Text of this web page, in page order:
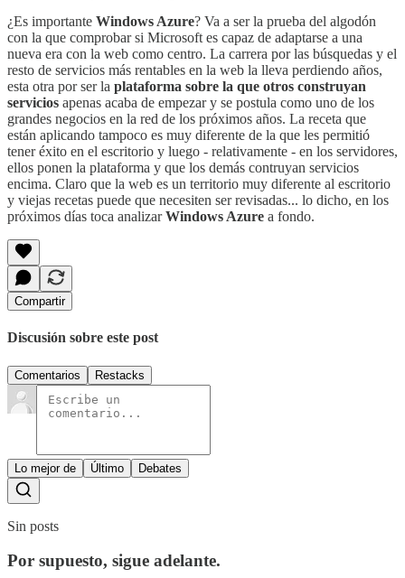
¿Es importante Windows Azure? Va a ser la prueba del algodón
con la que comprobar si Microsoft es capaz de adaptarse a una
nueva era con la web como centro. La carrera por las búsquedas y el
resto de servicios más rentables en la web la lleva perdiendo años,
esta otra por ser la plataforma sobre la que otros construyan
servicios apenas acaba de empezar y se postula como uno de los
grandes negocios en la red de los próximos años. La receta que
están aplicando tampoco es muy diferente de la que les permitió
tener éxito en el escritorio y luego - relativamente - en los servidores,
ellos ponen la plataforma y que los demás contruyan servicios
encima. Claro que la web es un territorio muy diferente al escritorio
y viejas recetas puede que necesiten ser revisadas... lo dicho, en los
próximos días toca analizarWindows Azure a fondo.
Compartir
Discusión sobre este post
Comentarios Restacks
Lo mejor de Último Debates
Sin posts
Por supuesto, sigue adelante.